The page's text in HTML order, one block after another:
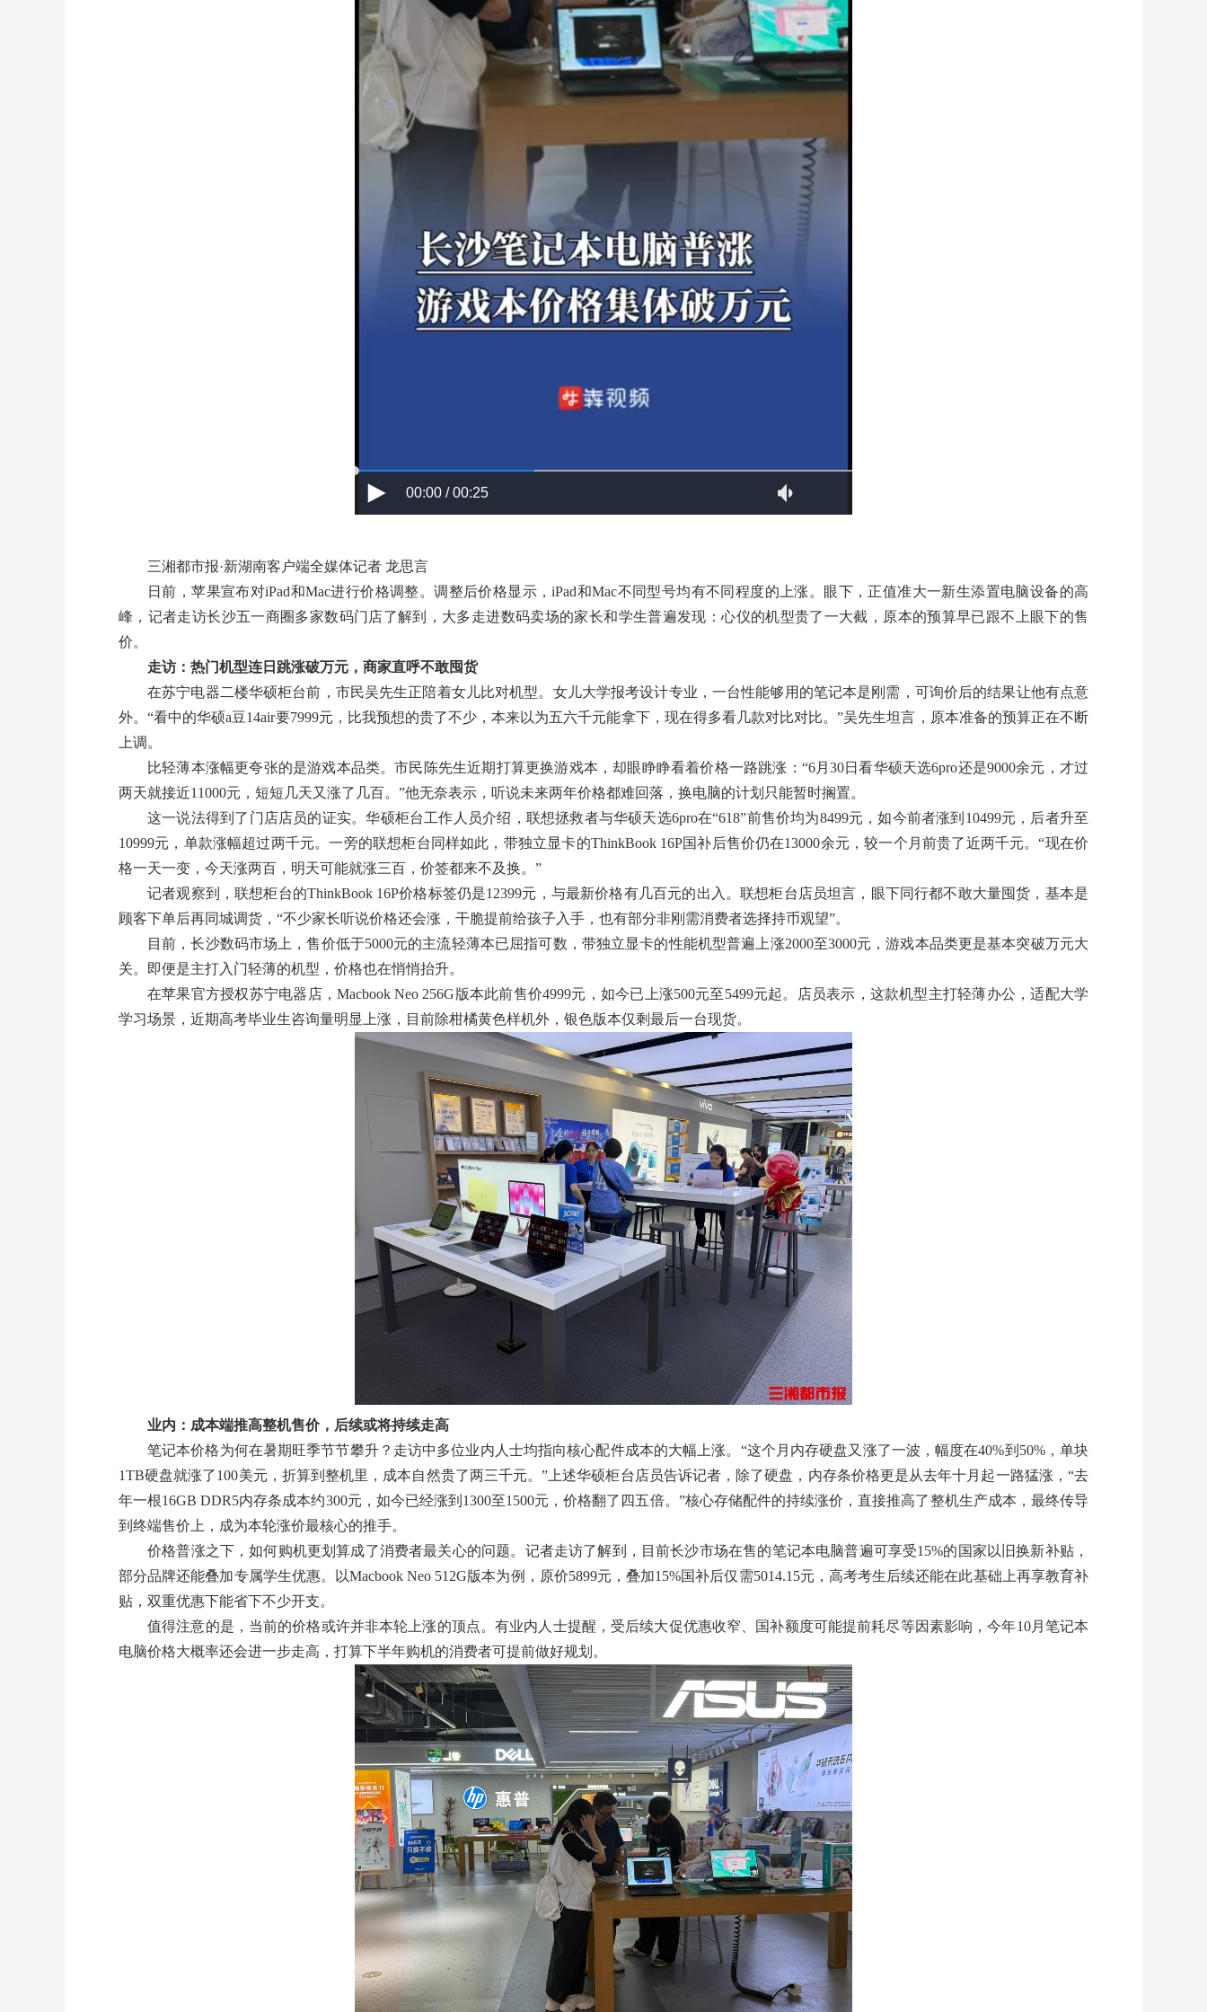
00:00 / 00:25
三湘都市报·新湖南客户端全媒体记者 龙思言
日前，苹果宣布对iPad和Mac进行价格调整。调整后价格显示，iPad和Mac不同型号均有不同程度的上涨。眼下，正值准大一新生添置电脑设备的高
峰，记者走访长沙五一商圈多家数码门店了解到，大多走进数码卖场的家长和学生普遍发现：心仪的机型贵了一大截，原本的预算早已跟不上眼下的售
价。
走访：热门机型连日跳涨破万元，商家直呼不敢囤货
在苏宁电器二楼华硕柜台前，市民吴先生正陪着女儿比对机型。女儿大学报考设计专业，一台性能够用的笔记本是刚需，可询价后的结果让他有点意
外。“看中的华硕a豆14air要7999元，比我预想的贵了不少，本来以为五六千元能拿下，现在得多看几款对比对比。”吴先生坦言，原本准备的预算正在不断
上调。
比轻薄本涨幅更夸张的是游戏本品类。市民陈先生近期打算更换游戏本，却眼睁睁看着价格一路跳涨：“6月30日看华硕天选6pro还是9000余元，才过
两天就接近11000元，短短几天又涨了几百。”他无奈表示，听说未来两年价格都难回落，换电脑的计划只能暂时搁置。
这一说法得到了门店店员的证实。华硕柜台工作人员介绍，联想拯救者与华硕天选6pro在“618”前售价均为8499元，如今前者涨到10499元，后者升至
10999元，单款涨幅超过两千元。一旁的联想柜台同样如此，带独立显卡的ThinkBook 16P国补后售价仍在13000余元，较一个月前贵了近两千元。“现在价
格一天一变，今天涨两百，明天可能就涨三百，价签都来不及换。”
记者观察到，联想柜台的ThinkBook 16P价格标签仍是12399元，与最新价格有几百元的出入。联想柜台店员坦言，眼下同行都不敢大量囤货，基本是
顾客下单后再同城调货，“不少家长听说价格还会涨，干脆提前给孩子入手，也有部分非刚需消费者选择持币观望”。
目前，长沙数码市场上，售价低于5000元的主流轻薄本已屈指可数，带独立显卡的性能机型普遍上涨2000至3000元，游戏本品类更是基本突破万元大
关。即便是主打入门轻薄的机型，价格也在悄悄抬升。
在苹果官方授权苏宁电器店，Macbook Neo 256G版本此前售价4999元，如今已上涨500元至5499元起。店员表示，这款机型主打轻薄办公，适配大学
学习场景，近期高考毕业生咨询量明显上涨，目前除柑橘黄色样机外，银色版本仅剩最后一台现货。
业内：成本端推高整机售价，后续或将持续走高
笔记本价格为何在暑期旺季节节攀升？走访中多位业内人士均指向核心配件成本的大幅上涨。“这个月内存硬盘又涨了一波，幅度在40%到50%，单块
1TB硬盘就涨了100美元，折算到整机里，成本自然贵了两三千元。”上述华硕柜台店员告诉记者，除了硬盘，内存条价格更是从去年十月起一路猛涨，“去
年一根16GB DDR5内存条成本约300元，如今已经涨到1300至1500元，价格翻了四五倍。”核心存储配件的持续涨价，直接推高了整机生产成本，最终传导
到终端售价上，成为本轮涨价最核心的推手。
价格普涨之下，如何购机更划算成了消费者最关心的问题。记者走访了解到，目前长沙市场在售的笔记本电脑普遍可享受15%的国家以旧换新补贴，
部分品牌还能叠加专属学生优惠。以Macbook Neo 512G版本为例，原价5899元，叠加15%国补后仅需5014.15元，高考考生后续还能在此基础上再享教育补
贴，双重优惠下能省下不少开支。
值得注意的是，当前的价格或许并非本轮上涨的顶点。有业内人士提醒，受后续大促优惠收窄、国补额度可能提前耗尽等因素影响，今年10月笔记本
电脑价格大概率还会进一步走高，打算下半年购机的消费者可提前做好规划。